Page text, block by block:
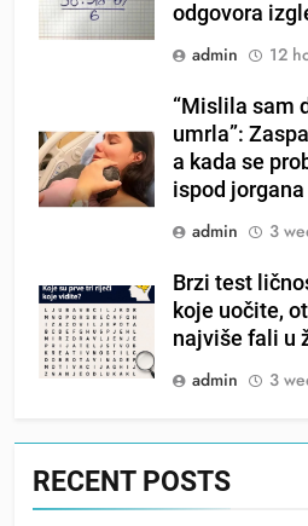
odgovora
admin
12
“Mislila sam
umrla”:
a kada se
ispod jorgana
admin
3
Brzi test
koje uočite,
najviše fali u
admin
3
RECENT POSTS